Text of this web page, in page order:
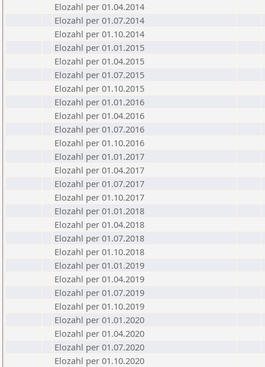
Elozahl per 01.04.2014
Elozahl per 01.07.2014
Elozahl per 01.10.2014
Elozahl per 01.01.2015
Elozahl per 01.04.2015
Elozahl per 01.07.2015
Elozahl per 01.10.2015
Elozahl per 01.01.2016
Elozahl per 01.04.2016
Elozahl per 01.07.2016
Elozahl per 01.10.2016
Elozahl per 01.01.2017
Elozahl per 01.04.2017
Elozahl per 01.07.2017
Elozahl per 01.10.2017
Elozahl per 01.01.2018
Elozahl per 01.04.2018
Elozahl per 01.07.2018
Elozahl per 01.10.2018
Elozahl per 01.01.2019
Elozahl per 01.04.2019
Elozahl per 01.07.2019
Elozahl per 01.10.2019
Elozahl per 01.01.2020
Elozahl per 01.04.2020
Elozahl per 01.07.2020
Elozahl per 01.10.2020